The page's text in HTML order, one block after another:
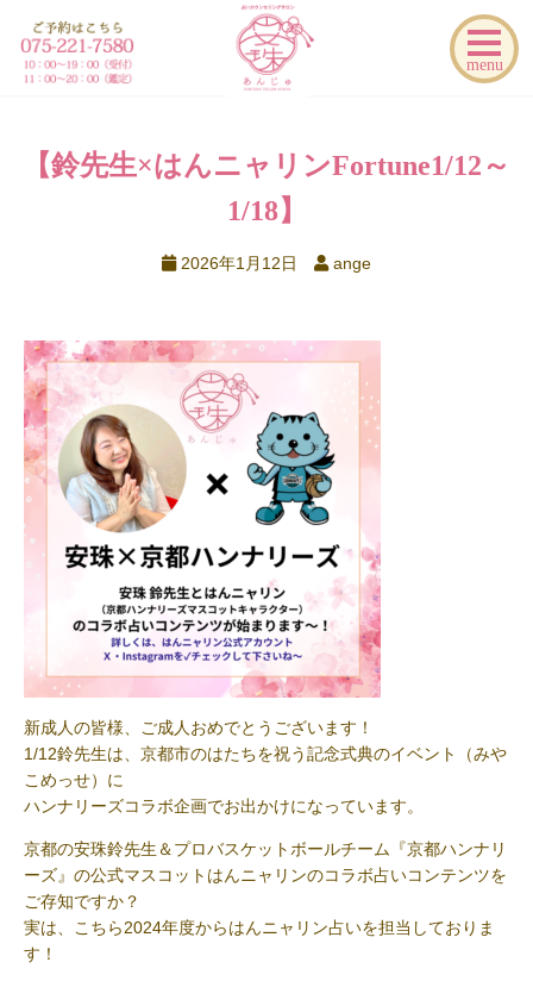
menu
【鈴先生×はんニャリンFortune1/12～
1/18】
2026年1月12日 ange
新成人の皆様、ご成人おめでとうございます！
1/12鈴先生は、京都市のはたちを祝う記念式典のイベント（みや
こめっせ）に
ハンナリーズコラボ企画でお出かけになっています。
京都の安珠鈴先生＆プロバスケットボールチーム『京都ハンナリ
ーズ』の公式マスコットはんニャリンのコラボ占いコンテンツを
ご存知ですか？
実は、こちら2024年度からはんニャリン占いを担当しておりま
す！